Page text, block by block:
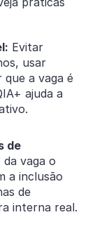
Evitar
usar
a vaga é
ajuda a
de
vaga o
a inclusão
de
interna real.